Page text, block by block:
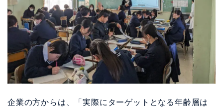
企業の方からは、「実際にターゲットとなる年齢層は